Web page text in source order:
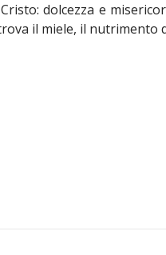
dolcezza e
il miele, il nutrimento